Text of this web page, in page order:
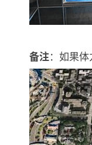
备注：如果